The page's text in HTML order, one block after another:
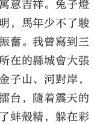
意吉祥。兔子燈
，馬年少不了駿
奮。我曾寫到三
在的縣城會大張
子山、河對岸，
台，隨着震天的
蚌殼精，躲在彩